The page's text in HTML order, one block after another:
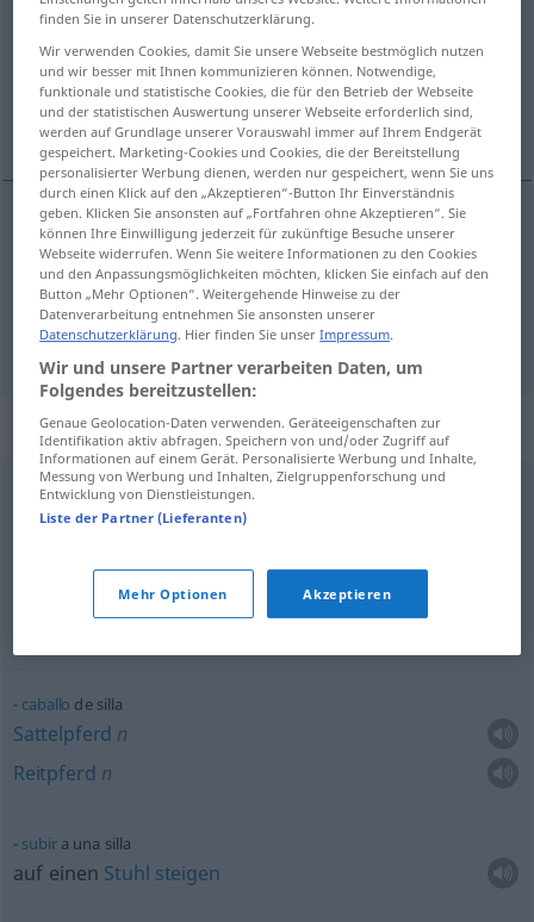
Übersicht aller Übersetzungen
(Für mehr Details die Übersetzung anklicken/antippen)
Stuhl, Sitz
Stuhlm silla
Sitzm silla(≈ asiento)
Beispielsätze für "silla"
sillaf-a
tijera
caballo de silla
Sattelpferd n
Reitpferd n
subira una silla
auf einen Stuhl steigen
finden Sie in unserer Datenschutzerklärung.
Wir verwenden Cookies, damit Sie unsere Webseite bestmöglich nutzen
und wir besser mit Ihnen kommunizieren können. Notwendige,
funktionale und statistische Cookies, die für den Betrieb der Webseite
und der statistischen Auswertung unserer Webseite erforderlich sind,
werden auf Grundlage unserer Vorauswahl immer auf Ihrem Endgerät
gespeichert. Marketing-Cookies und Cookies, die der Bereitstellung
personalisierter Werbung dienen, werden nur gespeichert, wenn Sie uns
durch einen Klick auf den „Akzeptieren“-Button Ihr Einverständnis
geben. Klicken Sie ansonsten auf „Fortfahren ohne Akzeptieren“. Sie
können Ihre Einwilligung jederzeit für zukünftige Besuche unserer
Webseite widerrufen. Wenn Sie weitere Informationen zu den Cookies
und den Anpassungsmöglichkeiten möchten, klicken Sie einfach auf den
Button „Mehr Optionen“. Weitergehende Hinweise zu der
Datenverarbeitung entnehmen Sie ansonsten unserer
Datenschutzerklärung. Hier finden Sie unserImpressum.
Wir und unsere Partner verarbeiten Daten, um
Folgendes bereitzustellen:
Genaue Geolocation-Daten verwenden. Geräteeigenschaften zur
Identifikation aktiv abfragen. Speichern von und/oder Zugriff auf
Informationen auf einem Gerät. Personalisierte Werbung und Inhalte,
Messung von Werbung und Inhalten, Zielgruppenforschung und
Entwicklung von Dienstleistungen.
Liste der Partner (Lieferanten)
Mehr Optionen Akzeptieren